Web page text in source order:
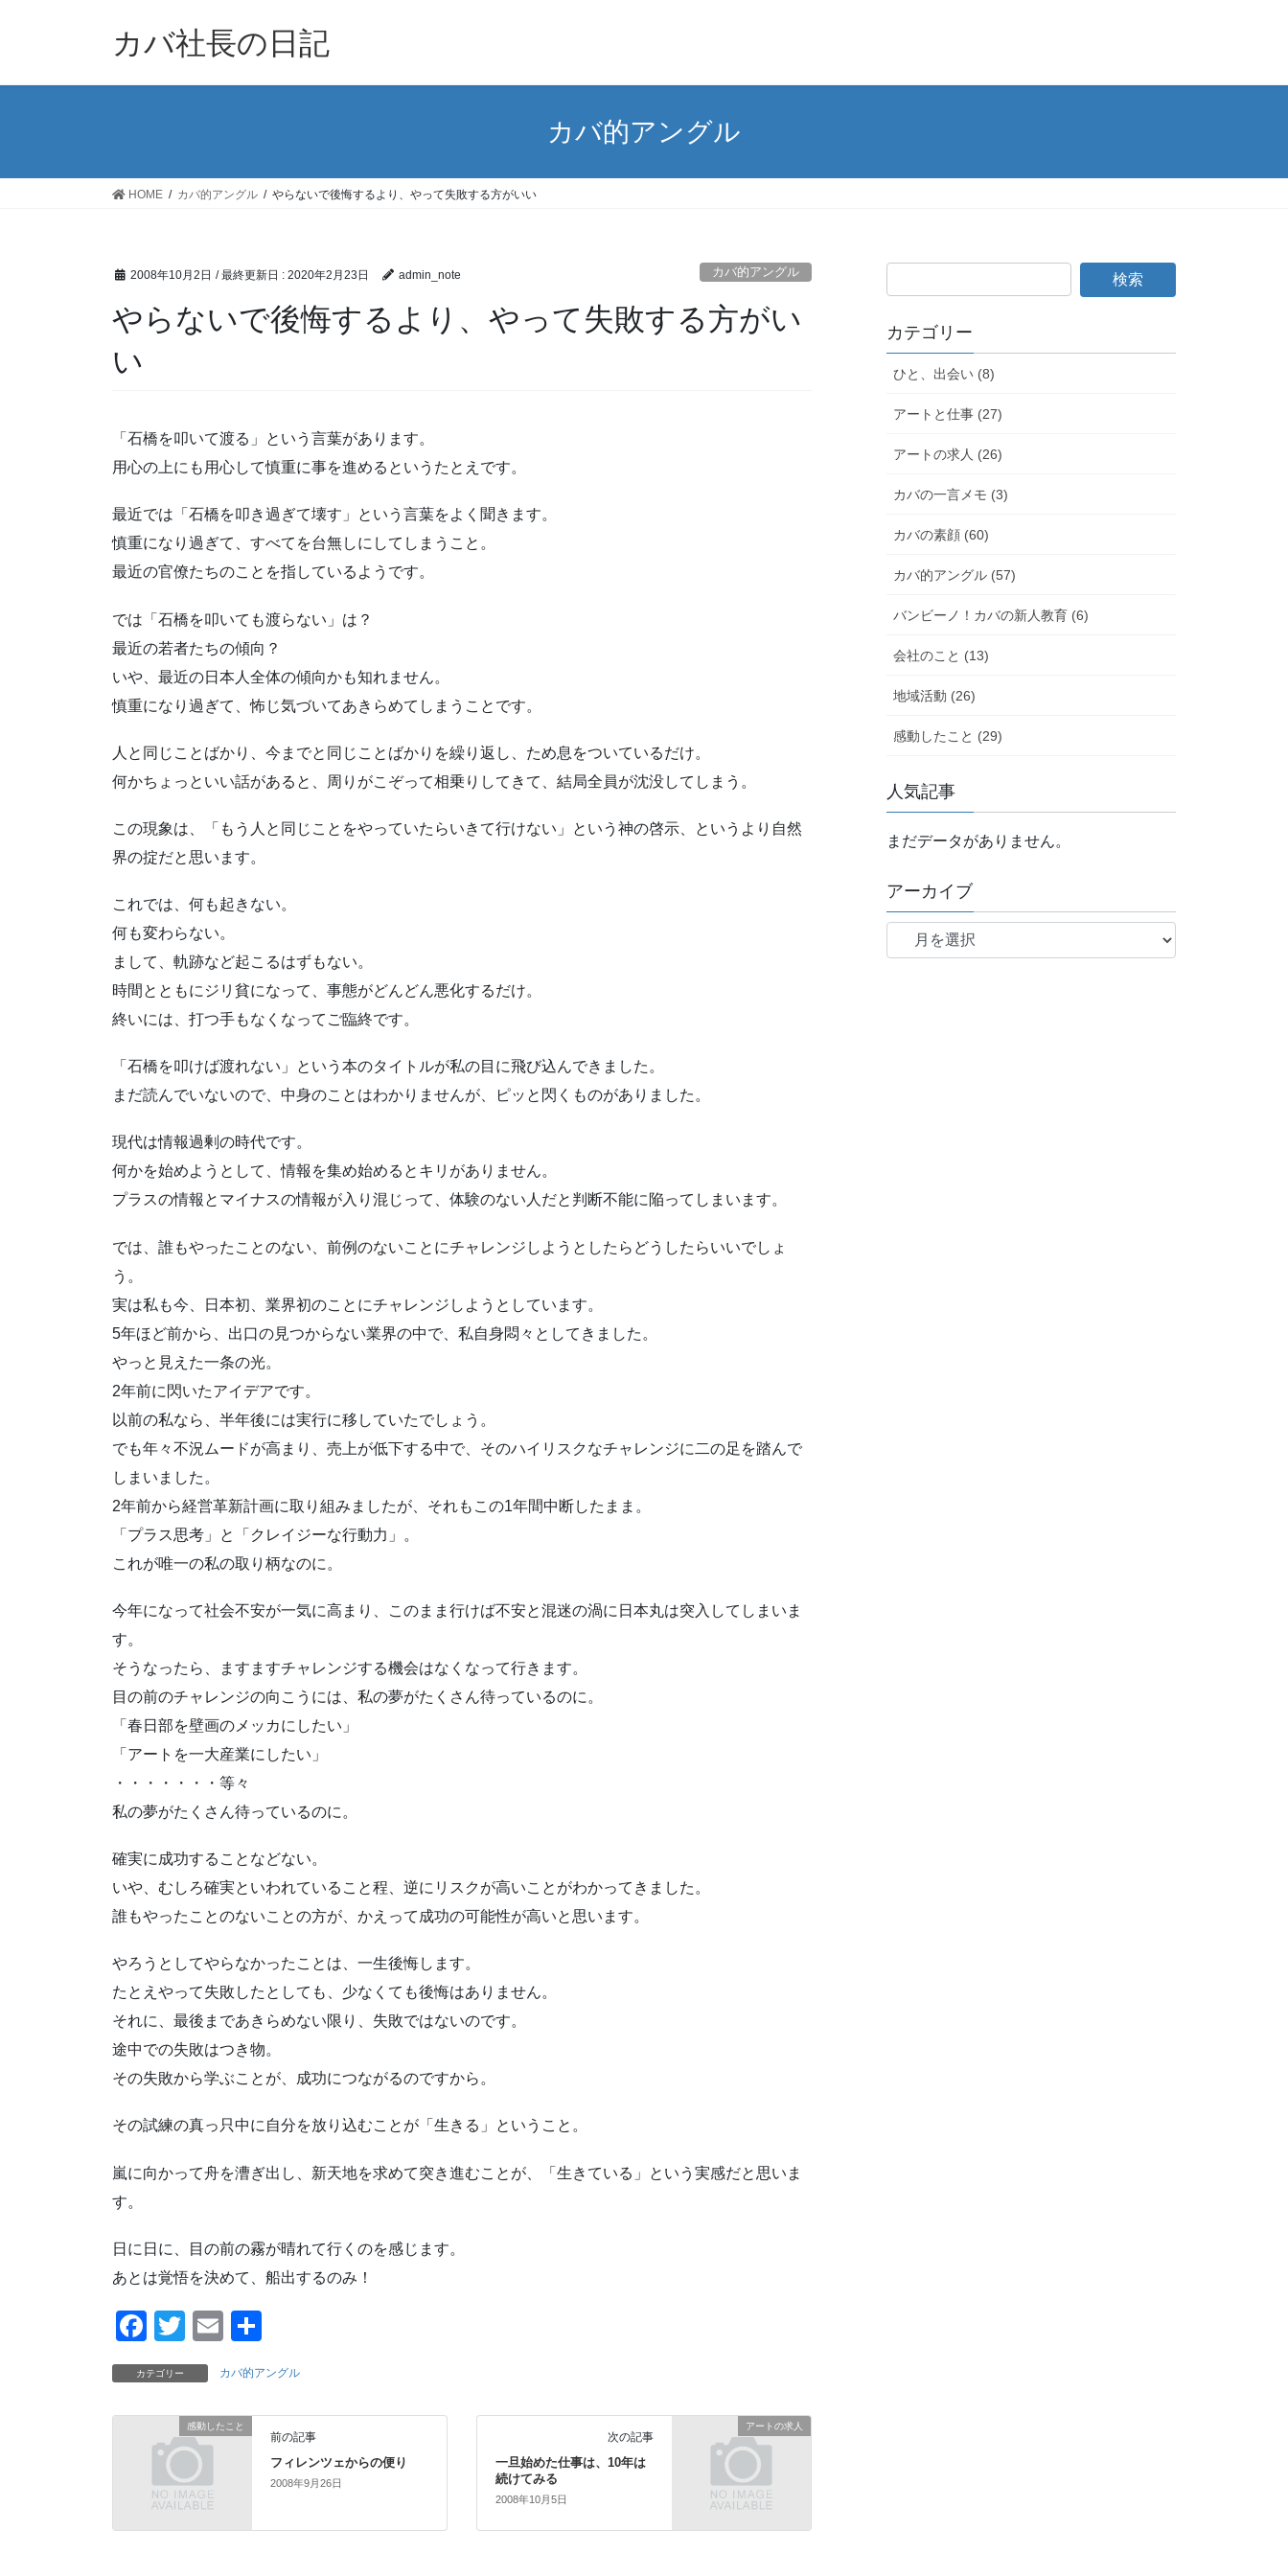
カバ社長の日記
カバ的アングル
HOME カバ的アングル やらないで後悔するより、やって失敗する方がいい
2008年10月2日 / 最終更新日 : 2020年2月23日 admin_note カバ的アングル
やらないで後悔するより、やって失敗する方がい
い
「石橋を叩いて渡る」という言葉があります。
用心の上にも用心して慎重に事を進めるというたとえです。
最近では「石橋を叩き過ぎて壊す」という言葉をよく聞きます。
慎重になり過ぎて、すべてを台無しにしてしまうこと。
最近の官僚たちのことを指しているようです。
では「石橋を叩いても渡らない」は？
最近の若者たちの傾向？
いや、最近の日本人全体の傾向かも知れません。
慎重になり過ぎて、怖じ気づいてあきらめてしまうことです。
人と同じことばかり、今までと同じことばかりを繰り返し、ため息をついているだけ。
何かちょっといい話があると、周りがこぞって相乗りしてきて、結局全員が沈没してしまう。
この現象は、「もう人と同じことをやっていたらいきて行けない」という神の啓示、というより自然
界の掟だと思います。
これでは、何も起きない。
何も変わらない。
まして、軌跡など起こるはずもない。
時間とともにジリ貧になって、事態がどんどん悪化するだけ。
終いには、打つ手もなくなってご臨終です。
「石橋を叩けば渡れない」という本のタイトルが私の目に飛び込んできました。
まだ読んでいないので、中身のことはわかりませんが、ピッと閃くものがありました。
現代は情報過剰の時代です。
何かを始めようとして、情報を集め始めるとキリがありません。
プラスの情報とマイナスの情報が入り混じって、体験のない人だと判断不能に陥ってしまいます。
では、誰もやったことのない、前例のないことにチャレンジしようとしたらどうしたらいいでしょ
う。
実は私も今、日本初、業界初のことにチャレンジしようとしています。
5年ほど前から、出口の見つからない業界の中で、私自身悶々としてきました。
やっと見えた一条の光。
2年前に閃いたアイデアです。
以前の私なら、半年後には実行に移していたでしょう。
でも年々不況ムードが高まり、売上が低下する中で、そのハイリスクなチャレンジに二の足を踏んで
しまいました。
2年前から経営革新計画に取り組みましたが、それもこの1年間中断したまま。
「プラス思考」と「クレイジーな行動力」。
これが唯一の私の取り柄なのに。
今年になって社会不安が一気に高まり、このまま行けば不安と混迷の渦に日本丸は突入してしまいま
す。
そうなったら、ますますチャレンジする機会はなくなって行きます。
目の前のチャレンジの向こうには、私の夢がたくさん待っているのに。
「春日部を壁画のメッカにしたい」
「アートを一大産業にしたい」
・・・・・・・等々
私の夢がたくさん待っているのに。
確実に成功することなどない。
いや、むしろ確実といわれていること程、逆にリスクが高いことがわかってきました。
誰もやったことのないことの方が、かえって成功の可能性が高いと思います。
やろうとしてやらなかったことは、一生後悔します。
たとえやって失敗したとしても、少なくても後悔はありません。
それに、最後まであきらめない限り、失敗ではないのです。
途中での失敗はつき物。
その失敗から学ぶことが、成功につながるのですから。
その試練の真っ只中に自分を放り込むことが「生きる」ということ。
嵐に向かって舟を漕ぎ出し、新天地を求めて突き進むことが、「生きている」という実感だと思いま
す。
日に日に、目の前の霧が晴れて行くのを感じます。
あとは覚悟を決めて、船出するのみ！
F
a
c
e
b
o
o
k
T
wi
tt
er
E
ail
カテゴリー カバ的アングル
感動したこと
前の記事
フィレンツェからの便り
2008年9月26日
アートの求人
次の記事
一旦始めた仕事は、10年は
続けてみる
2008年10月5日
カテゴリー
ひと、出会い (8)
アートと仕事 (27)
アートの求人 (26)
カバの一言メモ (3)
カバの素顔 (60)
カバ的アングル (57)
バンビーノ！カバの新人教育 (6)
会社のこと (13)
地域活動 (26)
感動したこと (29)
人気記事
まだデータがありません。
アーカイブ
ア